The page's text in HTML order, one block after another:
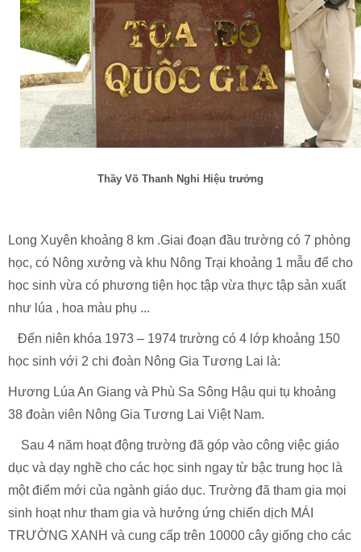
Thầy Võ Thanh Nghi Hiệu trưởng
Long Xuyên khoảng 8 km .Giai đoạn đầu trường có 7 phòng
học, có Nông xưởng và khu Nông Trại khoảng 1 mẫu để cho
học sinh vừa có phương tiện học tập vừa thực tập sản xuất
như lúa , hoa màu phụ ...
Đến niên khóa 1973 – 1974 trường có 4 lớp khoảng 150
học sinh với 2 chi đoàn Nông Gia Tương Lai là:
Hương Lúa An Giang và Phù Sa Sông Hậu qui tụ khoảng
38 đoàn viên Nông Gia Tương Lai Việt Nam.
Sau 4 năm hoạt động trường đã góp vào công việc giáo
dục và dạy nghề cho các học sinh ngay từ bậc trung học là
một điểm mới của ngành giáo dục. Trường đã tham gia mọi
sinh hoạt như tham gia và hưởng ứng chiến dịch MÁI
TRƯỜNG XANH và cung cấp trên 10000 cây giống cho các